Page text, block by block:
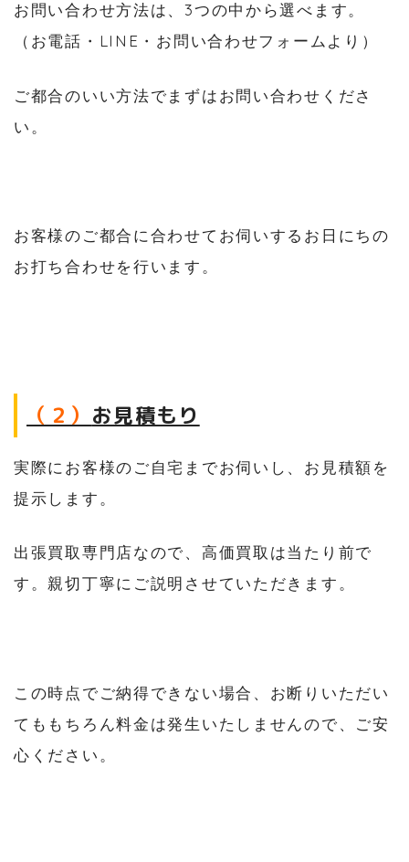
お問い合わせ方法は、3つの中から選べます。
（お電話・LINE・お問い合わせフォームより）
ご都合のいい方法でまずはお問い合わせくださ
い。
お客様のご都合に合わせてお伺いするお日にちの
お打ち合わせを行います。
（２） お見積もり
実際にお客様のご自宅までお伺いし、お見積額を
提示します。
出張買取専門店なので、高価買取は当たり前で
す。親切丁寧にご説明させていただきます。
この時点でご納得できない場合、お断りいただい
てももちろん料金は発生いたしませんので、ご安
心ください。